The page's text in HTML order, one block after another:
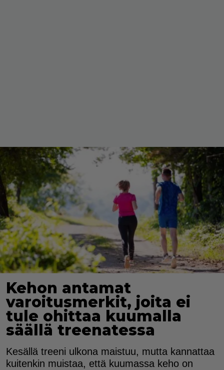
Kehon antamat
varoitusmerkit, joita ei
tule ohittaa kuumalla
säällä treenatessa
Kesällä treeni ulkona maistuu, mutta kannattaa
kuitenkin muistaa, että kuumassa keho on